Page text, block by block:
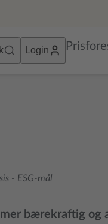
Login
- ESG-mål
bærekraftig og